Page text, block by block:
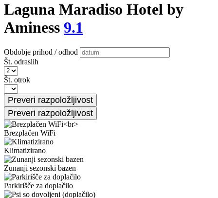
Laguna Maradiso Hotel by
Aminess 9.1
Obdobje prihod / odhod
Št. odraslih
Št. otrok
Brezplačen WiFi
Klimatizirano
Zunanji sezonski bazen
Parkirišče za doplačilo